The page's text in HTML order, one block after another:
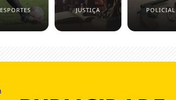
ESPORTES JUSTIÇA POLICIAL